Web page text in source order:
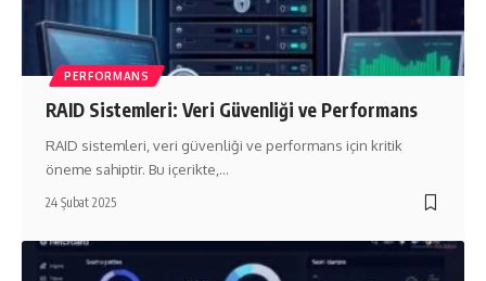
PERFORMANS
RAID Sistemleri: Veri Güvenliği ve Performans
RAID sistemleri, veri güvenliği ve performans için kritik
öneme sahiptir. Bu içerikte,…
24 Şubat 2025